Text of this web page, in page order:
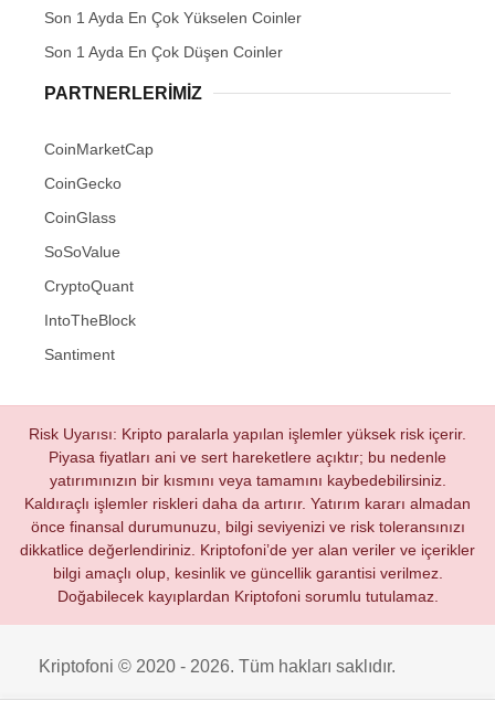
Son 1 Ayda En Çok Yükselen Coinler
Son 1 Ayda En Çok Düşen Coinler
PARTNERLERIMIZ
CoinMarketCap
CoinGecko
CoinGlass
SoSoValue
CryptoQuant
IntoTheBlock
Santiment
Risk Uyarısı: Kripto paralarla yapılan işlemler yüksek risk içerir.
Piyasa fiyatları ani ve sert hareketlere açıktır; bu nedenle
yatırımınızın bir kısmını veya tamamını kaybedebilirsiniz.
Kaldıraçlı işlemler riskleri daha da artırır. Yatırım kararı almadan
önce finansal durumunuzu, bilgi seviyenizi ve risk toleransınızı
dikkatlice değerlendiriniz. Kriptofoni’de yer alan veriler ve içerikler
bilgi amaçlı olup, kesinlik ve güncellik garantisi verilmez.
Doğabilecek kayıplardan Kriptofoni sorumlu tutulamaz.
Kriptofoni © 2020 - 2026. Tüm hakları saklıdır.